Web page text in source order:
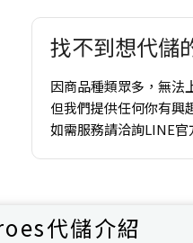
找不到想代儲
因商品種類眾多，無法
但我們提供任何你有興
如需服務請洽詢LINE官
代儲介紹